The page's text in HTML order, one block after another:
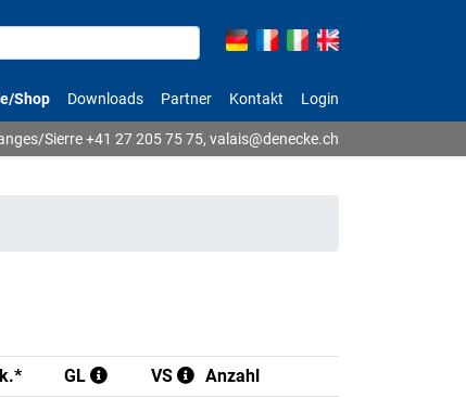
Shop Downloads Partner Kontakt Login
Sierre+41 27 205 75 75, valais@denecke.ch
GL VS Anzahl